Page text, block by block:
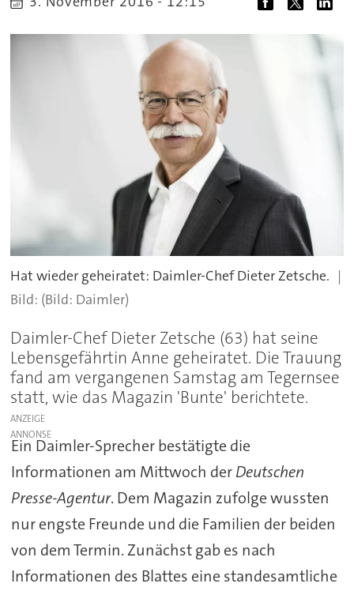
Hat wieder geheiratet: Daimler-Chef Dieter Zetsche.
(Bild: Daimler)
Daimler-Chef Dieter Zetsche (63) hat seine
Lebensgefährtin Anne geheiratet. Die Trauung
fand am vergangenen Samstag am Tegernsee
statt, wie das Magazin 'Bunte' berichtete.
ANZEIGE
Ein Daimler-Sprecher bestätigte die
Informationen am Mittwoch derDeutschen
Presse-Agentur. Dem Magazin zufolge wussten
nur engste Freunde und die Familien der beiden
von dem Termin. Zunächst gab es nach
Informationen des Blattes eine standesamtliche